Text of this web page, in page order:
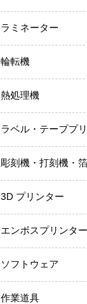
ラミネーター
輪転機
熱処理機
ラベル・テーププ
彫刻機・打刻機・
3D プリンター
エンボスプリンター
ソフトウェア
作業道具